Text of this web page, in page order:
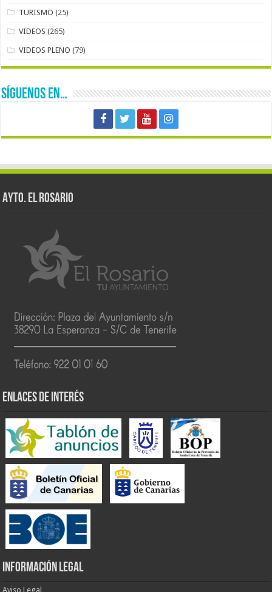
TURISMO (25)
VIDEOS (265)
VIDEOS PLENO (79)
SÍGUENOS EN…
AYTO. EL ROSARIO
ENLACES DE INTERÉS
INFORMACIÓN LEGAL
Aviso Legal